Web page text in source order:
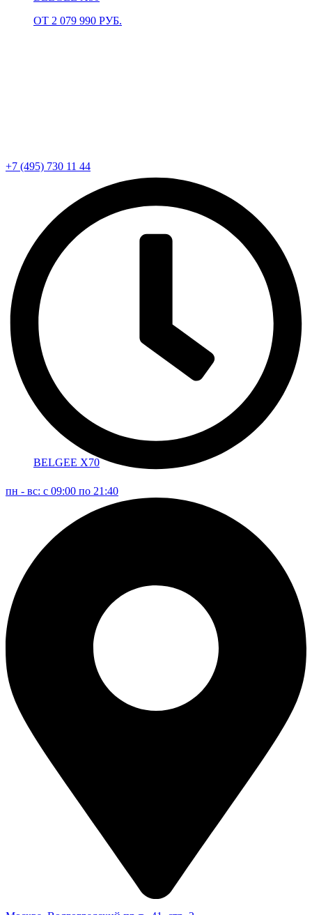
ОТ 2 079 990 РУБ.
BELGEE X70
+7 (495) 730 11 44
пн - вс: с 09:00 по 21:40